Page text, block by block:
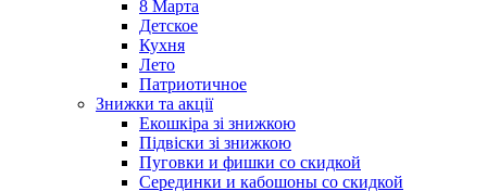
8 Марта
Детское
Кухня
Лето
Патриотичное
Знижки та акції
Екошкіра зі знижкою
Підвіски зі знижкою
Пуговки и фишки со скидкой
Серединки и кабошоны со скидкой